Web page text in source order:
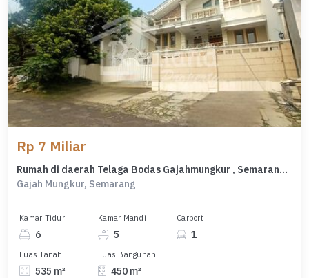
Rp 7 Miliar
Rumah di daerah Telaga Bodas Gajahmungkur , Semarang ( Me 8164 )
Gajah Mungkur, Semarang
Kamar Tidur
6
Kamar Mandi
5
Carport
1
Luas Tanah
535 m²
Luas Bangunan
450 m²